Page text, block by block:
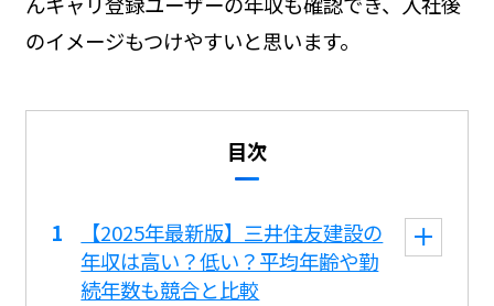
のイメージもつけやすいと思います。
目次
【2025年最新版】三井住友建設の
年収は高い？低い？平均年齢や勤
続年数も競合と比較